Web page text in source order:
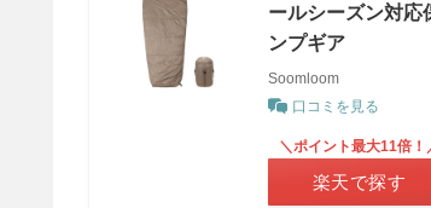
ールシーズン対応
ンプギア
Soomloom
口コミを見る
＼ポイント最大11倍！
楽天で探す